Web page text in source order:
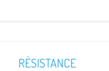
RÈSISTANCE